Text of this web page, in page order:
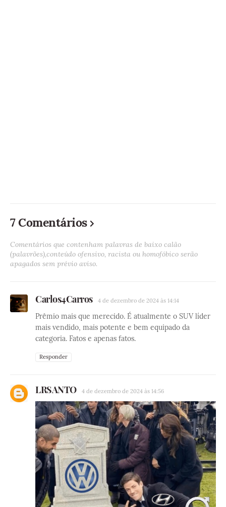
7 Comentários
Comentários que contenham palavras de baixo calão
(palavrões),conteúdo ofensivo, racista ou homofóbico serão
apagados sem prévio aviso.
Carlos4Carros 4 de dezembro de 2024 às 14:14
Prêmio mais que merecido. É atualmente o SUV líder
mais vendido, mais potente e bem equipado da
categoria. Fatos e apenas fatos.
Responder
LRSANTO 4 de dezembro de 2024 às 14:56